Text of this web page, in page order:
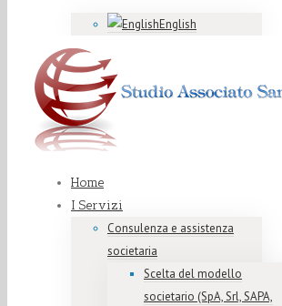
English
Home
I Servizi
Consulenza e assistenza
societaria
Scelta del modello
societario (SpA, Srl, SAPA,